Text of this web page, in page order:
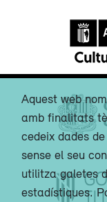
Aquest web
amb finalitats
cedeix dades
sense el seu
utilitza galetes
estadístiques.